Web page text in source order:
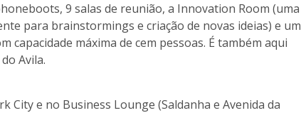
9 salas de reunião, a Innovation Room (uma
para brainstormings e criação de novas ideias) e um
capacidade máxima de cem pessoas. É também aqui
Avila.
City e no Business Lounge (Saldanha e Avenida da